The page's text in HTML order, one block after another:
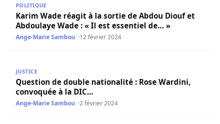
POLITIQUE
Karim Wade réagit à la sortie de Abdou Diouf et
Abdoulaye Wade : « Il est essentiel de… »
Ange-Marie Sambou 12 février 2024
JUSTICE
Question de double nationalité : Rose Wardini,
convoquée à la DIC…
Ange-Marie Sambou 2 février 2024